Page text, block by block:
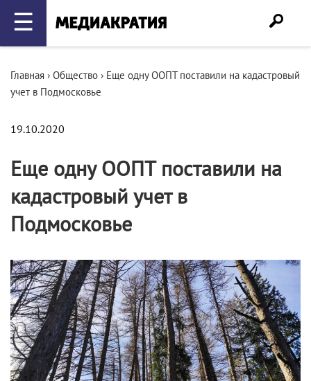
☰
Главная › Общество › Еще одну ООПТ поставили на кадастровый
учет в Подмосковье
19.10.2020
Еще одну ООПТ поставили на
кадастровый учет в
Подмосковье